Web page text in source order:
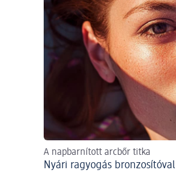
A napbarnított arcbőr titka
Nyári ragyogás bronzosítóval